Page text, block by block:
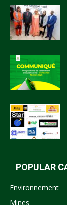
POPULAR
Environnement
Mines